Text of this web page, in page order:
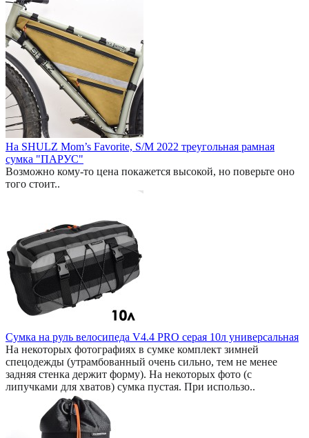
На SHULZ Mom’s Favorite, S/M 2022 треугольная рамная
сумка "ПАРУС"
Возможно кому-то цена покажется высокой, но поверьте оно
того стоит..
Сумка на руль велосипеда V4.4 PRO серая 10л универсальная
На некоторых фотографиях в сумке комплект зимней
спецодежды (утрамбованный очень сильно, тем не менее
задняя стенка держит форму). На некоторых фото (с
липучками для хватов) сумка пустая. При использо..